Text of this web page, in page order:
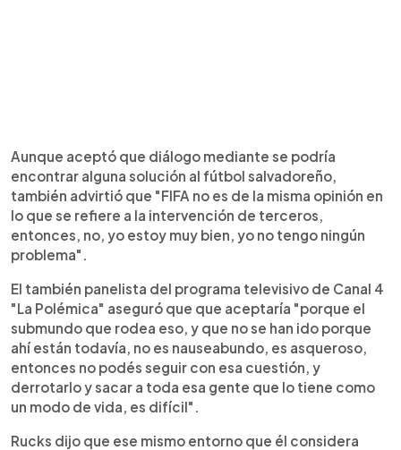
Aunque aceptó que diálogo mediante se podría
encontrar alguna solución al fútbol salvadoreño,
también advirtió que "FIFA no es de la misma opinión en
lo que se refiere a la intervención de terceros,
entonces, no, yo estoy muy bien, yo no tengo ningún
problema".
El también panelista del programa televisivo de Canal 4
"La Polémica" aseguró que que aceptaría "porque el
submundo que rodea eso, y que no se han ido porque
ahí están todavía, no es nauseabundo, es asqueroso,
entonces no podés seguir con esa cuestión, y
derrotarlo y sacar a toda esa gente que lo tiene como
un modo de vida, es difícil".
Rucks dijo que ese mismo entorno que él considera